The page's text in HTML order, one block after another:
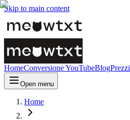
Skip to main content
HomeConversione YouTubeBlogPrezzi
Open menu
Home